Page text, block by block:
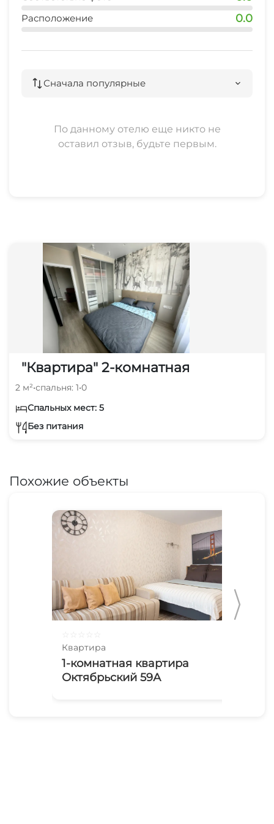
квартиры.
лицам моложе 22 лет,с животными.
Курение в апартаментах разрешено, только на
Расположение 0.0
Сначала популярные
По данному отелю еще никто не
оставил отзыв, будьте первым.
"Квартира" 2-комнатная
2 м²•спальня: 1•0
Спальных мест: 5
Без питания
Похожие объекты
Квартира
1-комнатная квартира
Октябрьский 59А